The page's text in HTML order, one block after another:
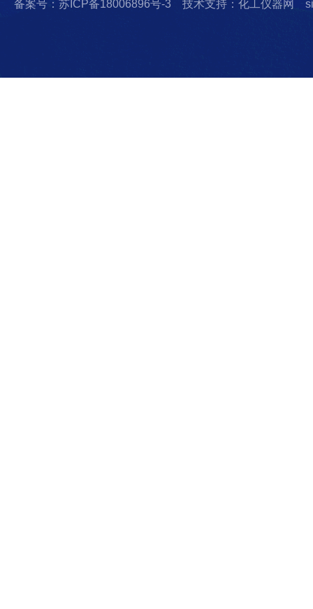
备案号：苏ICP备18006896号-3 技术支持：化工仪器网